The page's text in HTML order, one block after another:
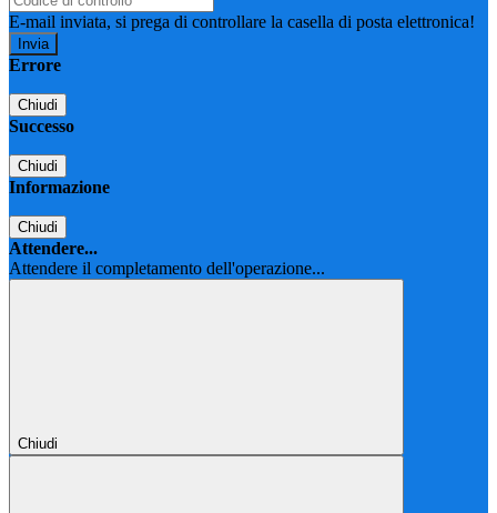
E-mail inviata, si prega di controllare la casella di posta elettronica!
Errore
Chiudi
Successo
Chiudi
Informazione
Chiudi
Attendere...
Attendere il completamento dell'operazione...
Chiudi